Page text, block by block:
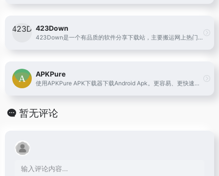
423Down
423Down是一个有品质的软件分享下载站，主要搬运网上热门的电脑软件和安卓应用、以及提供zdBryan个人修改的去广告绿色破解软件。
APKPure
使用APKPure APK下载器下载Android Apk。更容易、更快速、更安全地发现你想要的东西！
暂无评论